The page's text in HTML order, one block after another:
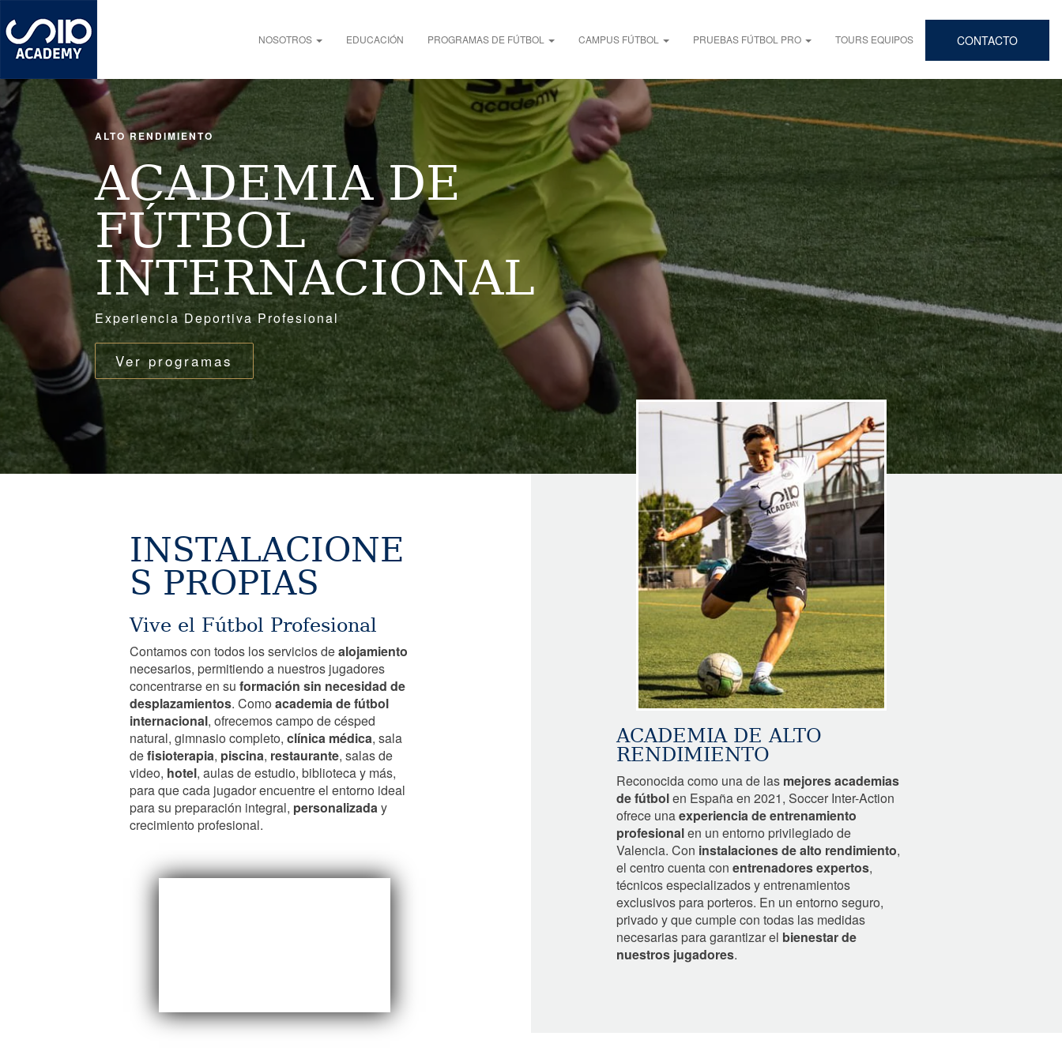
al
contenido
principal
Main navigation
NOSOTROS EDUCACIÓN PROGRAMAS DE FÚTBOL CAMPUS FÚTBOL PRUEBAS FÚTBOL PRO TOURS EQUIPOS CONTACTO
ALTO RENDIMIENTO
ACADEMIA DE
FÚTBOL
INTERNACIONAL
Experiencia Deportiva Profesional
Ver programas
INSTALACIONE
S PROPIAS
Vive el Fútbol Profesional
Contamos con todos los servicios dealojamiento
necesarios, permitiendo a nuestros jugadores
concentrarse en su formación sin necesidad de
desplazamientos. Como academia de fútbol
internacional, ofrecemos campo de césped
natural, gimnasio completo, clínica médica, sala
defisioterapia, piscina, restaurante, salas de
video, hotel, aulas de estudio, biblioteca y más,
para que cada jugador encuentre el entorno ideal
para su preparación integral, personalizaday
crecimiento profesional.
Image
ACADEMIA DE ALTO
RENDIMIENTO
Reconocida como una de las mejores academias
de fútbolen España en 2021, Soccer Inter-Action
ofrece unaexperiencia de entrenamiento
profesionalen un entorno privilegiado de
Valencia. Con instalaciones de alto rendimiento,
el centro cuenta con entrenadores expertos,
técnicos especializados y entrenamientos
exclusivos para porteros. En un entorno seguro,
privado y que cumple con todas las medidas
necesarias para garantizar el bienestar de
nuestros jugadores.